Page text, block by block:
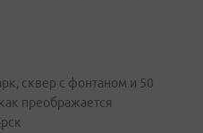
сквер с фонтаном и 50
преображается